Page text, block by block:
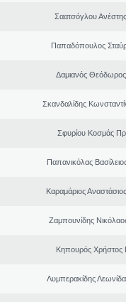
Σαατσόγλου
Παπαδόπουλος
Δαμιανός
Σκανδαλίδης
Σφυρίου Κοσμάς
Παπανικόλας
Καραμάριος
Ζαμπουνίδης
Κηπουρός Χρήστος
Λυμπερακίδης